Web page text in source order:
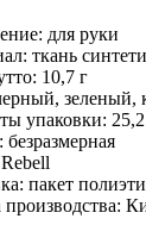
для руки
ткань
10,7 г
зеленый,
упаковки:
безразмерная
пакет
производства: